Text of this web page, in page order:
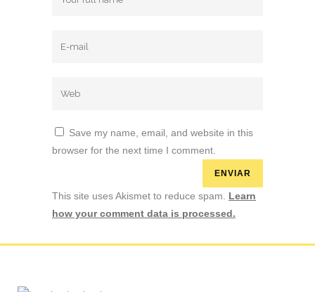
Save my name, email, and website in this
browser for the next time I comment.
This site uses Akismet to reduce spam. Learn
how your comment data is processed.